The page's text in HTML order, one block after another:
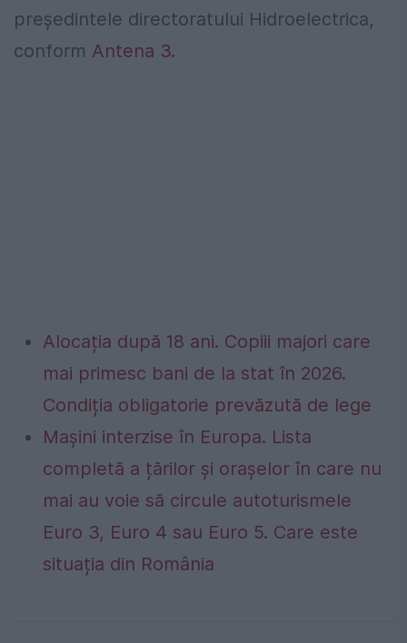
președintele directoratului Hidroelectrica,
conform Antena 3.
Alocația după 18 ani. Copiii majori care
mai primesc bani de la stat în 2026.
Condiția obligatorie prevăzută de lege
Mașini interzise în Europa. Lista
completă a țărilor și orașelor în care nu
mai au voie să circule autoturismele
Euro 3, Euro 4 sau Euro 5. Care este
situația din România